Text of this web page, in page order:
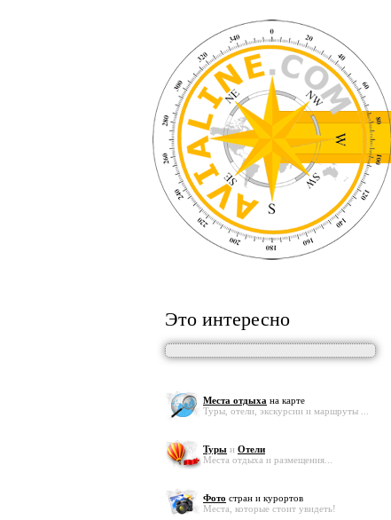
Это интересно
Места отдыха на карте
Туры, отели, экскурсии и маршруты ...
Туры и Отели
Места отдыха и размещения...
Фото стран и курортов
Места, которые стоит увидеть!